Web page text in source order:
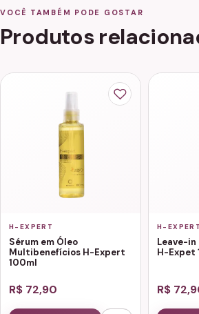
VOCÊ TAMBÉM PODE GOSTAR
Produtos
H-EXPERT
Sérum em Óleo
Multibenefícios H-Expert
100ml
R$ 72,90
H-EXPERT
Leave-
H-Expet
R$